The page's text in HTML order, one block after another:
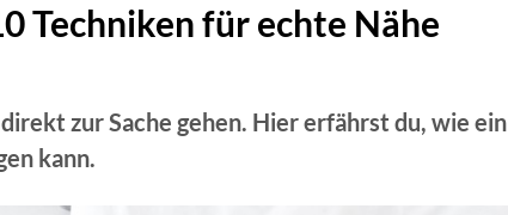
Techniken für echte Nähe
zur Sache gehen. Hier erfährst du, wie ein
kann.